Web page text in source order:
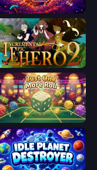
Planet Destroy Idle
Incremental Epic Hero 2
Just One More Roll